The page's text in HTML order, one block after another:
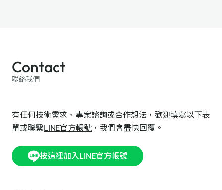
Contact
聯絡我們
有任何技術需求、專案諮詢或合作想法，歡迎填寫以下表
單或聯繫LINE官方帳號 ，我們會盡快回覆。
按這裡加入LINE官方帳號